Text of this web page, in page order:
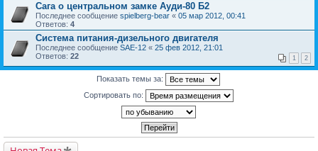
Сага о центральном замке Ауди-80 Б2
Последнее сообщение spielberg-bear « 05 мар 2012, 00:41
Ответов: 4
Система питания-дизельного двигателя
Последнее сообщение SAE-12 « 25 фев 2012, 21:01
Ответов: 22 1 2
Показать темы за:
Сортировать по: